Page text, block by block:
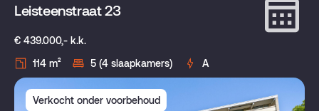
Leisteenstraat 23
€ 439.000,- k.k.
114 m²
5 (4 slaapkamers) A
Verkocht onder voorbehoud